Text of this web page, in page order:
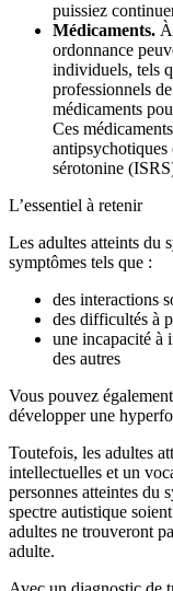
puissiez
Médicaments.
ordonnance
individuels, tels
professionnels
médicaments
Ces
antipsychotiques
sérotonine
L’essentiel à retenir
Les adultes atteints du
symptômes tels que :
des interactions
des difficultés à
une incapacité à
des autres
Vous pouvez
développer une
Toutefois, les adultes
intellectuelles et un
personnes atteintes du
spectre autistique
adultes ne trouveront
adulte.